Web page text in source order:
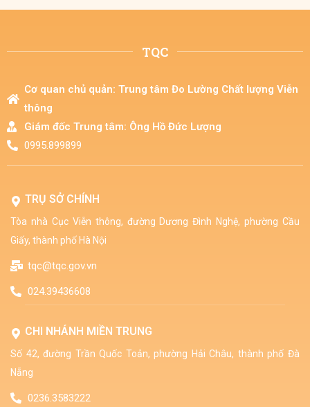
TQC
Cơ quan chủ quản: Trung tâm Đo Lường Chất lượng Viễn
thông​
Giám đốc Trung tâm: Ông Hồ Đức Lượng​
0995.899899
TRỤ SỞ CHÍNH
Tòa nhà Cục Viễn thông, đường Dương Đình Nghệ, phường Cầu
Giấy, thành phố Hà Nội
tqc@tqc.gov.vn
024.39436608
CHI NHÁNH MIỀN TRUNG
Số 42, đường Trần Quốc Toản, phường Hải Châu, thành phố Đà
Nẵng
0236.3583222